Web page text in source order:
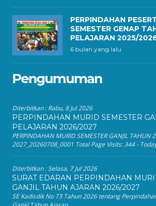
PERPINDAHAN
SEMESTER GENAP
PELAJARAN 2025/
6 bulan yang lalu
Pengumuman
Diterbitkan :Rabu, 8 Jul 2026
PERPINDAHAN MURID SEMESTER
PELAJARAN 2026/2027
PERPINDAHAN MURID SEMESTER GANJIL TAHUN
2027_20260708_0001 Total Page Visits: 344 -
Diterbitkan :Selasa, 7 Jul 2026
SURAT EDARAN PERPINDAHAN
GANJIL TAHUN AJARAN 2026/2027
SE Kadisdik No 73 Tahun 2026 tentang